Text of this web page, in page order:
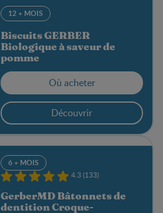
12 + MOIS
Biscuits GERBER
Biologique à saveur de
pomme
Où acheter
Découvrir
6 + MOIS
4.3 (133)
GerberMD Bâtonnets de
dentition Croque-